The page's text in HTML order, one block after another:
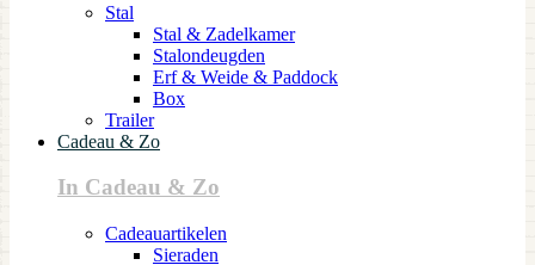
Stal
Stal & Zadelkamer
Stalondeugden
Erf & Weide & Paddock
Box
Trailer
Cadeau & Zo
In Cadeau & Zo
Cadeauartikelen
Sieraden